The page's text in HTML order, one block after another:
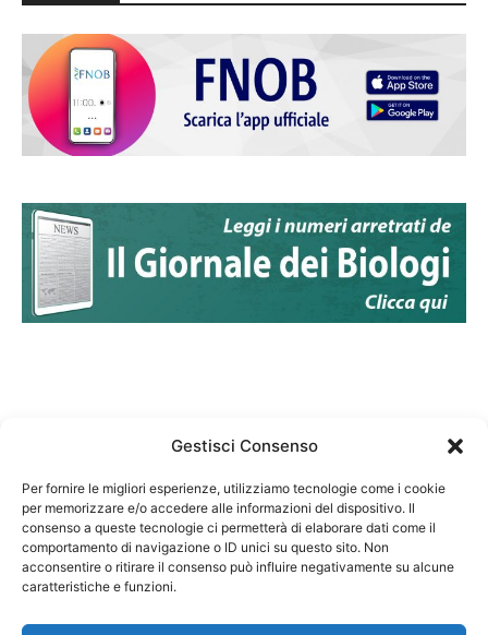
Gestisci Consenso
Per fornire le migliori esperienze, utilizziamo tecnologie come i cookie
per memorizzare e/o accedere alle informazioni del dispositivo. Il
consenso a queste tecnologie ci permetterà di elaborare dati come il
comportamento di navigazione o ID unici su questo sito. Non
acconsentire o ritirare il consenso può influire negativamente su alcune
caratteristiche e funzioni.
Federazione Nazionale Degli Ordini dei Biologi:
codice fiscale 80069130583
Responsabile sito internet www.fnob.it: Vincenzo